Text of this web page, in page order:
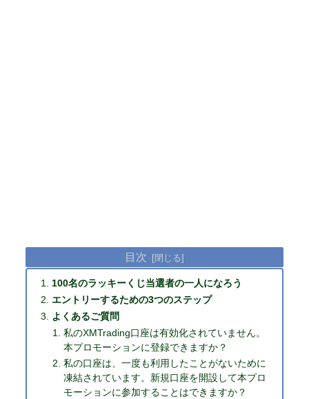
目次
100名のラッキーくじ当選者の一人になろう
エントリーするための3つのステップ
よくあるご質問
私のXMTrading口座は有効化されていません。
本プロモーションに登録できますか？
私の口座は、一度も利用したことがないために
凍結されています。新規口座を開設して本プロ
モーションに参加することはできますか？